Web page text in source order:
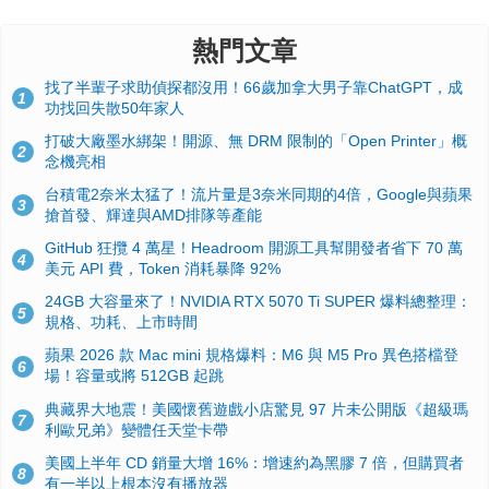
熱門文章
1
找了半輩子求助偵探都沒用！66歲加拿大男子靠ChatGPT，成
功找回失散50年家人
2
打破大廠墨水綁架！開源、無 DRM 限制的「Open Printer」概
念機亮相
3
台積電2奈米太猛了！流片量是3奈米同期的4倍，Google與蘋果
搶首發、輝達與AMD排隊等產能
4
GitHub 狂攬 4 萬星！Headroom 開源工具幫開發者省下 70 萬
美元 API 費，Token 消耗暴降 92%
5
24GB 大容量來了！NVIDIA RTX 5070 Ti SUPER 爆料總整理：
規格、功耗、上市時間
6
蘋果 2026 款 Mac mini 規格爆料：M6 與 M5 Pro 異色搭檔登
場！容量或將 512GB 起跳
7
典藏界大地震！美國懷舊遊戲小店驚見 97 片未公開版《超級瑪
利歐兄弟》變體任天堂卡帶
8
美國上半年 CD 銷量大增 16%：增速約為黑膠 7 倍，但購買者
有一半以上根本沒有播放器